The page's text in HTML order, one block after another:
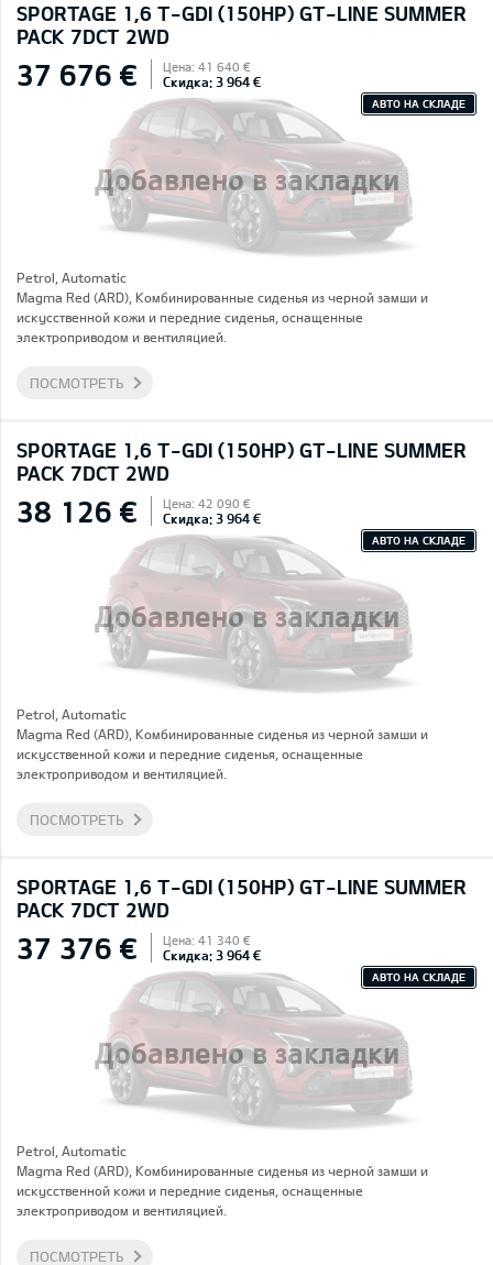
SPORTAGE 1,6 T-GDI (150HP) GT-LINE SUMMER
PACK 7DCT 2WD
Добавлено в закладки
37 676 € Цена: 41 640 €
Скидка: 3 964 €
АВТО НА СКЛАДЕ
Petrol, Automatic
Magma Red (ARD), Комбинированные сиденья из черной замши и
искусственной кожи и передние сиденья, оснащенные
электроприводом и вентиляцией.
ПОСМОТРЕТЬ
SPORTAGE 1,6 T-GDI (150HP) GT-LINE SUMMER
PACK 7DCT 2WD
Добавлено в закладки
38 126 € Цена: 42 090 €
Скидка: 3 964 €
АВТО НА СКЛАДЕ
Petrol, Automatic
Magma Red (ARD), Комбинированные сиденья из черной замши и
искусственной кожи и передние сиденья, оснащенные
электроприводом и вентиляцией.
ПОСМОТРЕТЬ
SPORTAGE 1,6 T-GDI (150HP) GT-LINE SUMMER
PACK 7DCT 2WD
Добавлено в закладки
37 376 € Цена: 41 340 €
Скидка: 3 964 €
АВТО НА СКЛАДЕ
Petrol, Automatic
Magma Red (ARD), Комбинированные сиденья из черной замши и
искусственной кожи и передние сиденья, оснащенные
электроприводом и вентиляцией.
ПОСМОТРЕТЬ